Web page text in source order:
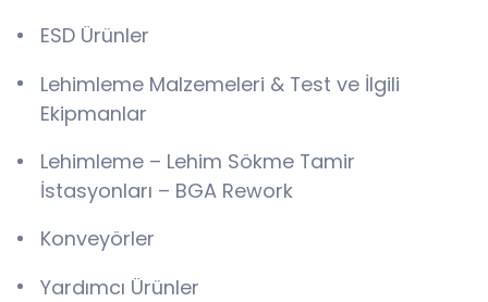
ESD Ürünler
Lehimleme Malzemeleri & Test ve İlgili
Ekipmanlar
Lehimleme – Lehim Sökme Tamir
İstasyonları – BGA Rework
Konveyörler
Yardımcı Ürünler